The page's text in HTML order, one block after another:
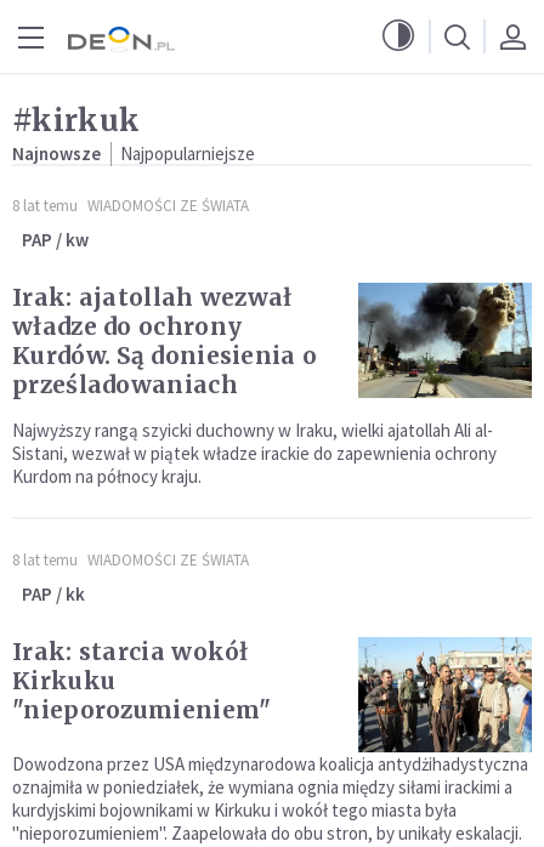
#kirkuk
Najnowsze Najpopularniejsze
8 lat temu WIADOMOŚCI ZE ŚWIATA
PAP / kw
Irak: ajatollah wezwał
władze do ochrony
Kurdów. Są doniesienia o
prześladowaniach
Najwyższy rangą szyicki duchowny w Iraku, wielki ajatollah Ali al-
Sistani, wezwał w piątek władze irackie do zapewnienia ochrony
Kurdom na północy kraju.
8 lat temu WIADOMOŚCI ZE ŚWIATA
PAP / kk
Irak: starcia wokół
Kirkuku
"nieporozumieniem"
Dowodzona przez USA międzynarodowa koalicja antydżihadystyczna
oznajmiła w poniedziałek, że wymiana ognia między siłami irackimi a
kurdyjskimi bojownikami w Kirkuku i wokół tego miasta była
"nieporozumieniem". Zaapelowała do obu stron, by unikały eskalacji.